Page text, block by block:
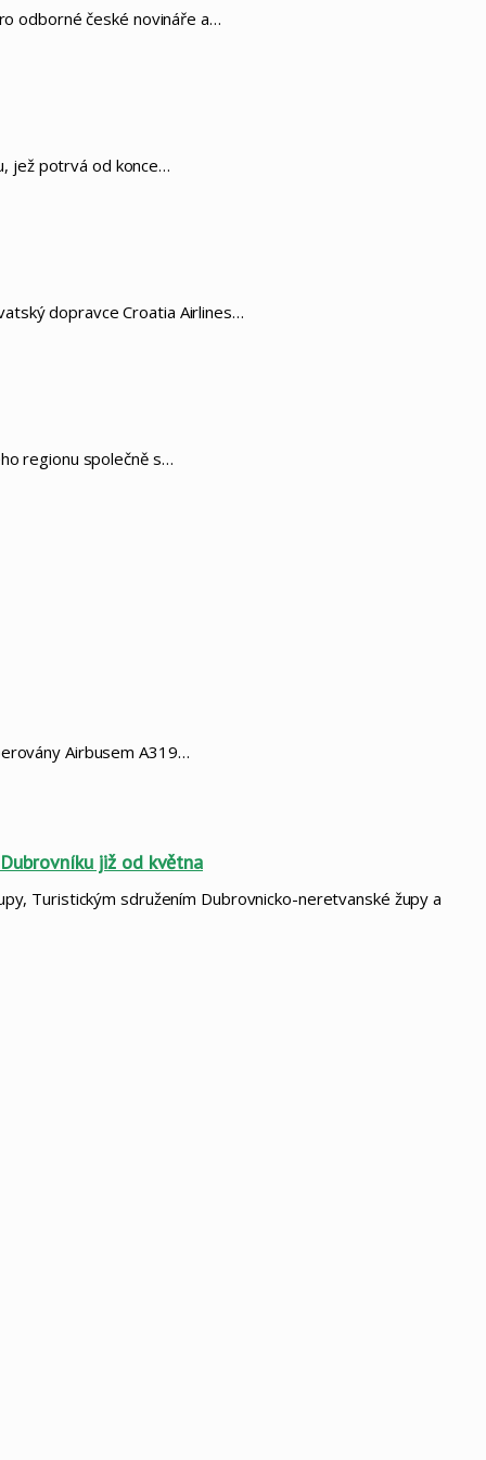
odborné české novináře a…
jež potrvá od konce…
dopravce Croatia Airlines…
regionu společně s…
Airbusem A319…
již od května
Turistickým sdružením Dubrovnicko-neretvanské župy a